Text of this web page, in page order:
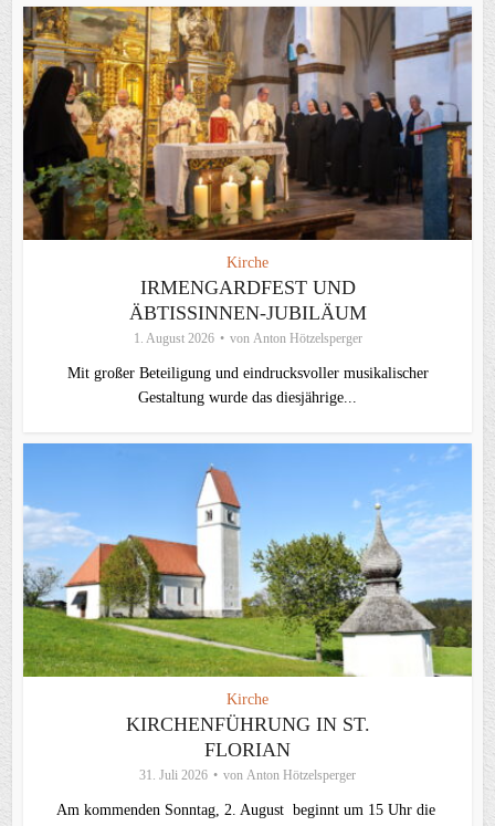
Kirche
IRMENGARDFEST UND
ÄBTISSINNEN-JUBILÄUM
1. August 2026 von Anton Hötzelsperger
Mit großer Beteiligung und eindrucksvoller musikalischer
Gestaltung wurde das diesjährige...
Kirche
KIRCHENFÜHRUNG IN ST.
FLORIAN
31. Juli 2026 von Anton Hötzelsperger
Am kommenden Sonntag, 2. August beginnt um 15 Uhr die